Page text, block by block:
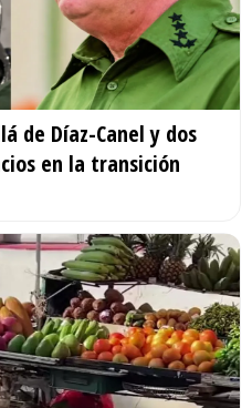
de Díaz-Canel y dos
en la transición